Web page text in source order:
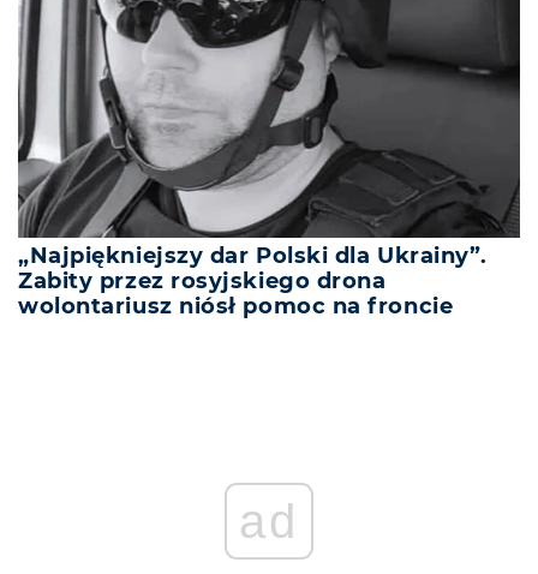
„Najpiękniejszy dar Polski dla Ukrainy”.
Zabity przez rosyjskiego drona
wolontariusz niósł pomoc na froncie
ad